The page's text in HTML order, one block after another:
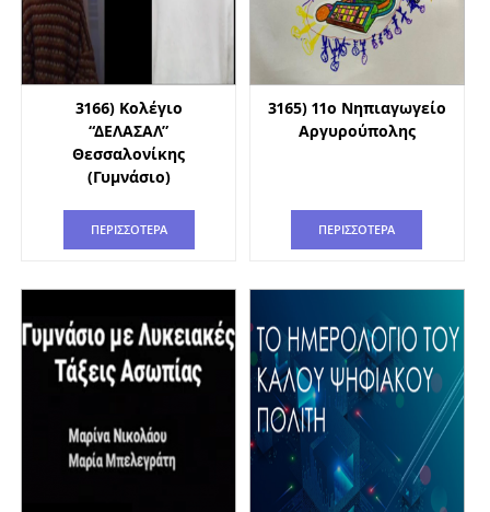
3166) Κολέγιο
“ΔΕΛΑΣΑΛ”
Θεσσαλονίκης
(Γυμνάσιο)
ΠΕΡΙΣΣΟΤΕΡΑ
3165) 11ο Νηπιαγωγείο
Αργυρούπολης
ΠΕΡΙΣΣΟΤΕΡΑ